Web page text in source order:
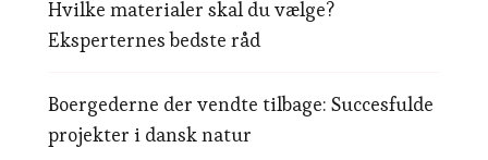
Hvilke materialer skal du vælge?
Eksperternes bedste råd
Boergederne der vendte tilbage: Succesfulde
projekter i dansk natur